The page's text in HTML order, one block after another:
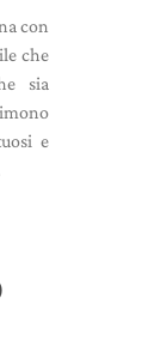
con
che
sia
e